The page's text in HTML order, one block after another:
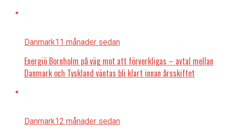
Danmark11 månader sedan
Energiö Bornholm på väg mot att förverkligas – avtal mellan
Danmark och Tyskland väntas bli klart innan årsskiftet
Danmark12 månader sedan